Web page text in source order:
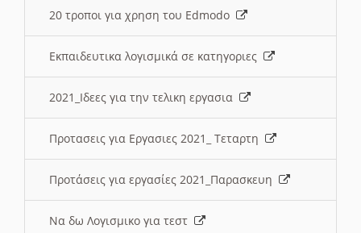
20 τροποι για χρηση του Edmodo
Εκπαιδευτικα λογισμικά σε κατηγοριες
2021_Ιδεες για την τελικη εργασια
Προτασεις για Εργασιες 2021_ Τεταρτη
Προτάσεις για εργασίες 2021_Παρασκευη
Να δω Λογισμικο για τεστ